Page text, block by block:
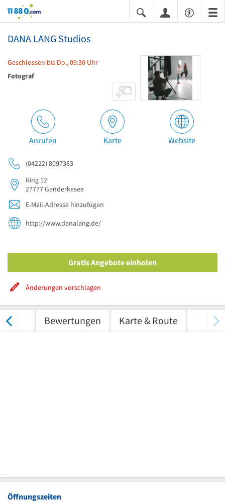
11880.com
DANA LANG Studios
Geschlossen bis Do., 09:30 Uhr
Fotograf
Anrufen Karte Website
(04222) 8097363
Ring 12
27777Ganderkesee
E-Mail-Adresse hinzufügen
http://www.danalang.de/
Gratis Angebote einholen
Änderungen vorschlagen
Bewertungen Karte & Route
Öffnungszeiten